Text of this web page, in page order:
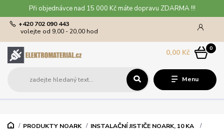
Při objednávce nad 15 000 Kč máte dopravu ZDARMA !!!
Menu
+420 702 090 443
volejte od 9,00 - 20,00 hod
0
0,00 Kč
PRODUKTY NOARK
INSTALAČNÍ JISTIČE NOARK, 10 KA